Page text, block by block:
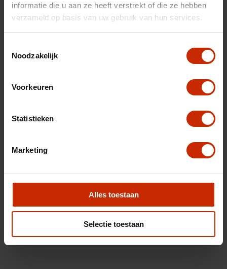
informatie die u aan ze heeft verstrekt of die ze hebben
verzameld op basis van uw gebruik van hun services.
Noodzakelijk
Voorkeuren
Statistieken
Marketing
Alles toestaan
Selectie toestaan